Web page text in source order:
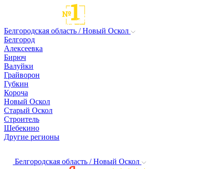
Белгородская область / Новый Оскол
Белгород
Алексеевка
Бирюч
Валуйки
Грайворон
Губкин
Короча
Новый Оскол
Старый Оскол
Строитель
Шебекино
Другие регионы
Белгородская область / Новый Оскол